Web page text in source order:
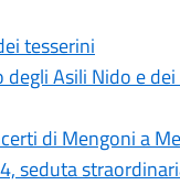
tesserini
Asili Nido e
di Mengoni a
seduta